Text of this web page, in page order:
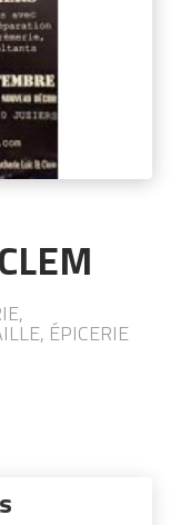
ÉPICERIE